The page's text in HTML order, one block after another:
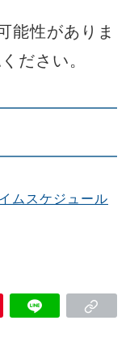
能性がありま
ださい。
ムスケジュール